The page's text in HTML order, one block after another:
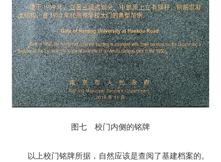
图七 校门内侧的铭牌
以上校门铭牌所据，自然应该是查阅了基建档案的。